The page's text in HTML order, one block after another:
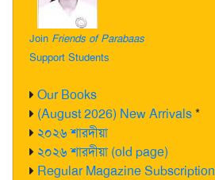
Join Friends of Parabaas
Support Students
Our Books
(August 2026) New Arrivals*
২০২৬ শারদীয়া
২০২৬ শারদীয়া (old page)
Regular Magazine Subscription